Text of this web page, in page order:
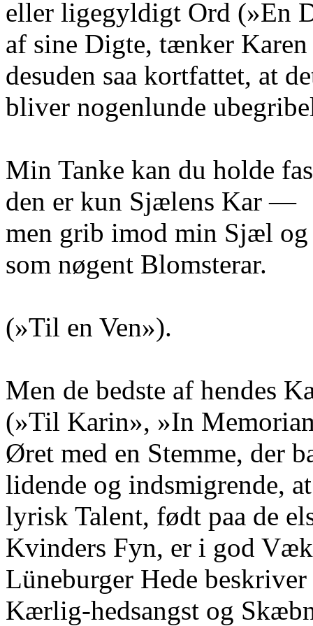
eller ligegyldigt Ord (»En
af sine Digte, tænker
desuden saa kortfattet, at
bliver nogenlunde
Min Tanke kan du holde
den er kun Sjælens Kar —
men grib imod min Sjæl
som nøgent Blomsterar.
(»Til en Ven»).
Men de bedste af hendes
(»Til Karin», »In
Øret med en Stemme, der
lidende og indsmigrende,
lyrisk Talent, født paa de
Kvinders Fyn, er i god
Lüneburger Hede
Kærlig-hedsangst og